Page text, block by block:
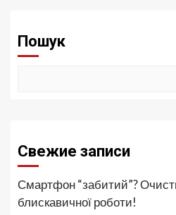
Пошук
Свежие записи
Смартфон “забитий”?
блискавичної роботи!